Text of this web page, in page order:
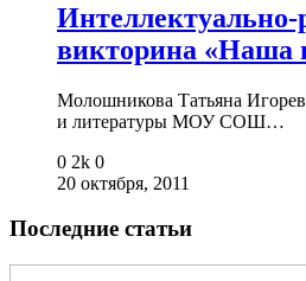
Интеллектуально-
викторина «Наша
Молошникова Татьяна
и литературы МОУ СОШ…
0 2k 0
20 октября, 2011
Последние статьи